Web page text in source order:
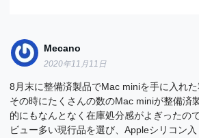
Mecano
2020年11月11日
8月末に整備済製品でMac miniを手に入れた
その時にたくさんの数のMac miniが整備済
的にもなんとなく在庫処分感がよぎったの
ビュー多い現行品を選び、Appleシリコン